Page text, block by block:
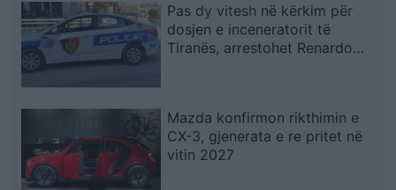
Pas dy vitesh në kërkim për
dosjen e inceneratorit të
Tiranës, arrestohet Renardo
Mazda konfirmon rikthimin e
CX-3, gjenerata e re pritet në
vitin 2027